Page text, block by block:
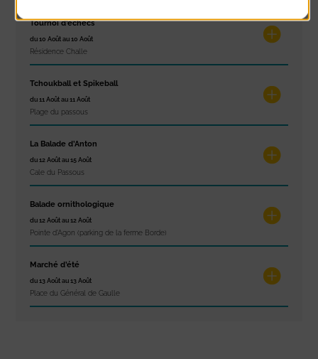
Tournoi d’échecs
du 10 Août au 10 Août
Résidence Challe
Tchoukball et Spikeball
du 11 Août au 11 Août
Plage du passous
La Balade d’Anton
du 12 Août au 15 Août
Cale du Passous
Balade ornithologique
du 12 Août au 12 Août
Pointe d'Agon (parking de la ferme Borde)
Marché d’été
du 13 Août au 13 Août
Place du Général de Gaulle